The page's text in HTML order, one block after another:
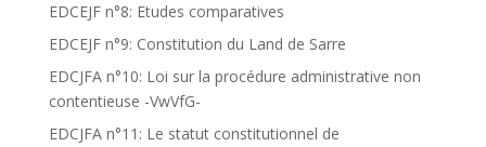
EDCEJF n°8: Etudes comparatives
EDCEJF n°9: Constitution du Land de Sarre
EDCJFA n°10: Loi sur la procédure administrative non
contentieuse -VwVfG-
EDCJFA n°11: Le statut constitutionnel de